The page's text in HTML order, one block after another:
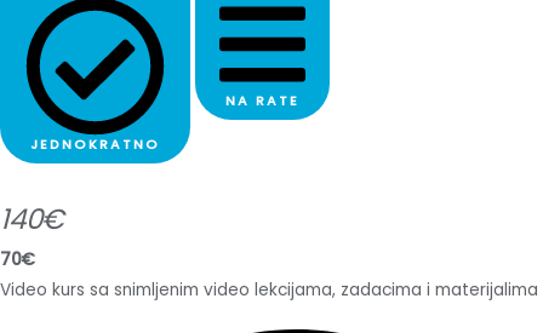
JEDNOKRATNO
NA RATE
140€
70€
Video kurs sa snimljenim video lekcijama, zadacima i materijalima